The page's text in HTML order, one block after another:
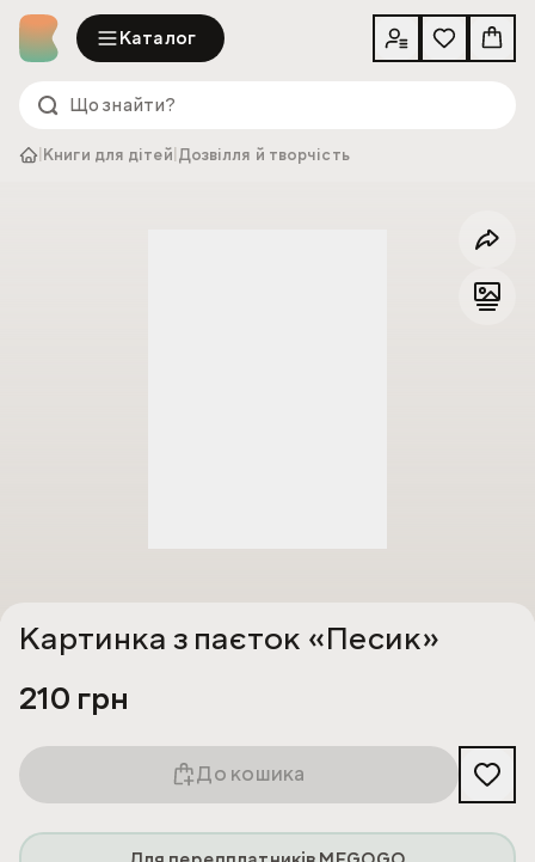
Каталог
Книги для дітей Дозвілля й творчість
Картинка з паєток «Песик»
210 грн
До кошика